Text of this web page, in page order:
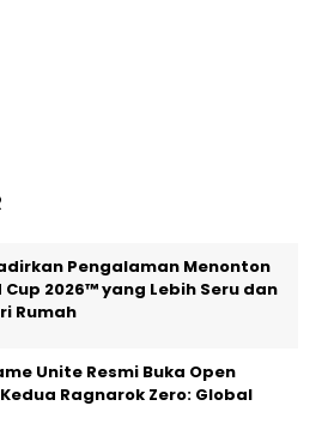
Pengalaman Menonton
Cup 2026™ yang Lebih Seru dan
Rumah
Unite Resmi Buka Open
Ragnarok Zero: Global